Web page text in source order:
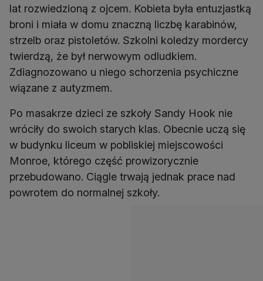
lat rozwiedzioną z ojcem. Kobieta była entuzjastką
broni i miała w domu znaczną liczbę karabinów,
strzelb oraz pistoletów. Szkolni koledzy mordercy
twierdzą, że był nerwowym odludkiem.
Zdiagnozowano u niego schorzenia psychiczne
wiązane z autyzmem.
Po masakrze dzieci ze szkoły Sandy Hook nie
wróciły do swoich starych klas. Obecnie uczą się
w budynku liceum w pobliskiej miejscowości
Monroe, którego część prowizorycznie
przebudowano. Ciągle trwają jednak prace nad
powrotem do normalnej szkoły.